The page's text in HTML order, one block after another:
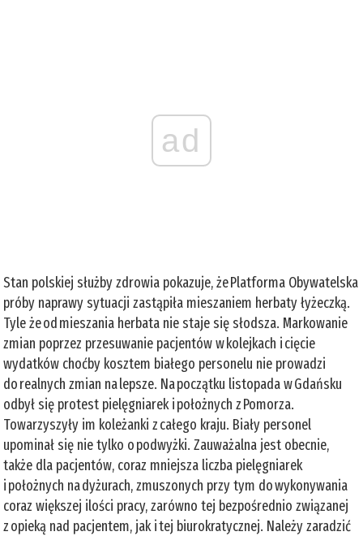
ad
Stan polskiej służby zdrowia pokazuje, że Platforma Obywatelska
próby naprawy sytuacji zastąpiła mieszaniem herbaty łyżeczką.
Tyle że od mieszania herbata nie staje się słodsza. Markowanie
zmian poprzez przesuwanie pacjentów w kolejkach i cięcie
wydatków choćby kosztem białego personelu nie prowadzi
do realnych zmian na lepsze. Na początku listopada w Gdańsku
odbył się protest pielęgniarek i położnych z Pomorza.
Towarzyszyły im koleżanki z całego kraju. Biały personel
upominał się nie tylko o podwyżki. Zauważalna jest obecnie,
także dla pacjentów, coraz mniejsza liczba pielęgniarek
i położnych na dyżurach, zmuszonych przy tym do wykonywania
coraz większej ilości pracy, zarówno tej bezpośrednio związanej
z opieką nad pacjentem, jak i tej biurokratycznej. Należy zaradzić